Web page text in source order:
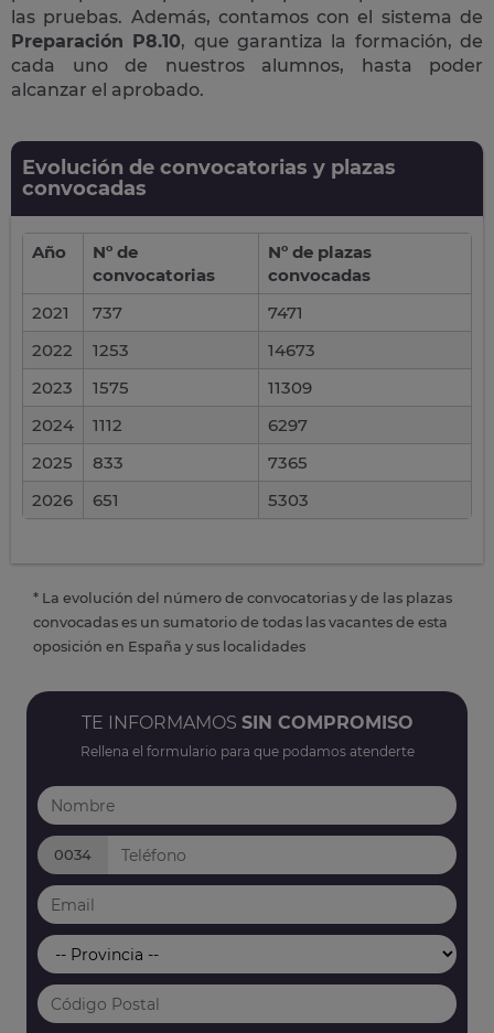
las pruebas. Además, contamos con el sistema de
Preparación P8.10, que garantiza la formación, de
cada uno de nuestros alumnos, hasta poder
alcanzar el aprobado.
Evolución de convocatorias y plazas
convocadas
Año
Nº de
convocatorias
Nº de plazas
convocadas
2021
737
7471
2022
1253
14673
2023
1575
11309
2024
1112
6297
2025
833
7365
2026
651 5303
* La evolución del número de convocatorias y de las plazas
convocadas es un sumatorio de todas las vacantes de esta
oposición en España y sus localidades
TE INFORMAMOS SIN COMPROMISO
Rellena el formulario para que podamos atenderte
0034